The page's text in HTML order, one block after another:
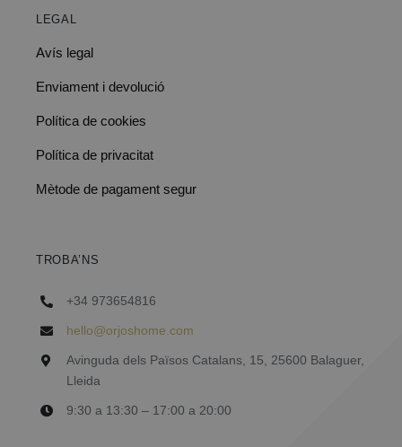
LEGAL
Avís legal
Enviament i devolució
Política de cookies
Política de privacitat
Mètode de pagament segur
TROBA’NS
+34 973654816
hello@orjoshome.com
Avinguda dels Països Catalans, 15, 25600 Balaguer,
Lleida
9:30 a 13:30 – 17:00 a 20:00